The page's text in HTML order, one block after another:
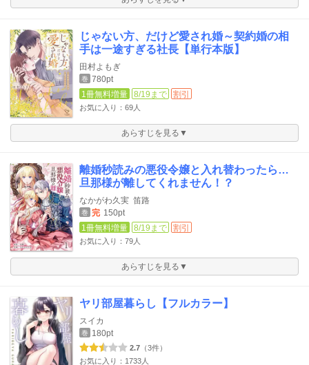
じゃない方、だけど愛され婚～契約婚の相
手は一途すぎる社長【単行本版】
田村よもぎ
巻 780pt
1冊無料増量
8/19まで 割引
お気に入り：69人
あらすじを見る▼
離婚秒読みの悪役令嬢と入れ替わったら…
旦那様が離してくれません！？
なかがわ久実 笛路
巻 完 150pt
1冊無料増量
8/19まで 割引
お気に入り：79人
あらすじを見る▼
ヤリ部屋暮らし【フルカラー】
スイカ
巻 180pt
2.7 （3件）
お気に入り：1733人